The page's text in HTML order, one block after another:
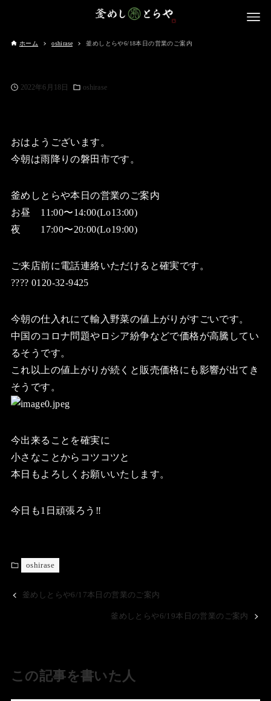
ホーム oshirase 釜めしとらや6/18本日の営業のご案内
2022年6月18日 oshirase
おはようございます。
今朝は雨降りの磐田市です。
釜めしとらや本日の営業のご案内
お昼 11:00〜14:00(Lo13:00)
夜 17:00〜20:00(Lo19:00)
ご来店前に電話連絡いただけると確実です。
???? 0120-32-9425
今朝の仕入れにて輸入野菜の値上がりがすごいです。
中国のコロナ問題やロシア紛争などで価格が高騰してい
るそうです。
これ以上の値上がりが続くと販売価格にも影響が出てき
そうです。
今出来ることを確実に
小さなことからコツコツと
本日もよろしくお願いいたします。
今日も1日頑張ろう‼️
oshirase
釜めしとらや6/17本日の営業のご案内
釜めしとらや6/19本日の営業のご案内
この記事を書いた人